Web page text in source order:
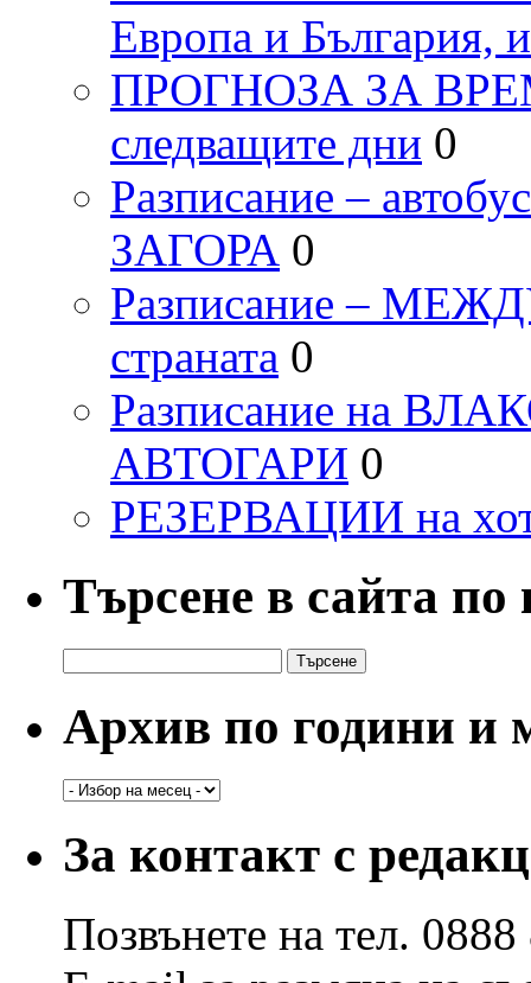
Европа и България,
ПРОГНОЗА ЗА
следващите дни 0
Разписание –
ЗАГОРА 0
Разписание –
страната 0
Разписание на
АВТОГАРИ 0
РЕЗЕРВАЦИИ на
Търсене в сайта
за:
Архив по години и
Архив
и
месеци
За контакт с
Позвънете на тел.